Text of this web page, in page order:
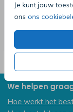
Je kunt jouw
ons ons
We helpen
Hoe werkt het